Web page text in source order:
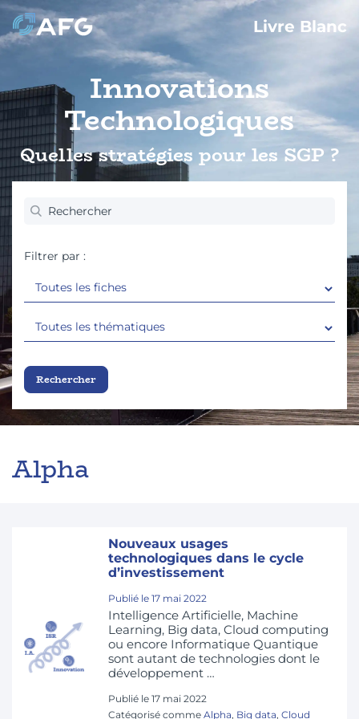
Livre Blanc
Innovations
Technologiques
Quelles stratégies pour les SGP ?
Filtrer par :
Alpha
Nouveaux usages
technologiques dans le cycle
d’investissement
Publié le 17 mai 2022
Intelligence Artificielle, Machine
Learning, Big data, Cloud computing
ou encore Informatique Quantique
sont autant de technologies dont le
développement …
Publié le 17 mai 2022
Catégorisé comme Alpha, Big data, Cloud